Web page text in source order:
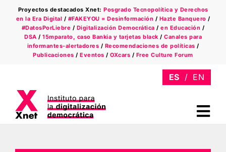
contenido
Proyectos destacados Xnet: Posgrado Tecnopolítica y Derechos
en la Era Digital / #FAKEYOU = Desinformación / Hazte Banquero /
#DatosPorLiebre / Digitalización Democrática /en Educación /
DSA / 15mparato, caso Bankia y tarjetas black / Canales para
informantes-alertadores / Recomendaciones de políticas /
Publicaciones /Eventos /OXcars / Free Culture Forum